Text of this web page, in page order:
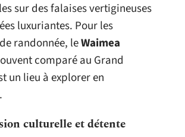
sur des falaises vertigineuses
luxuriantes. Pour les
randonnée, leWaimea
comparé au Grand
un lieu à explorer en
culturelle et détente